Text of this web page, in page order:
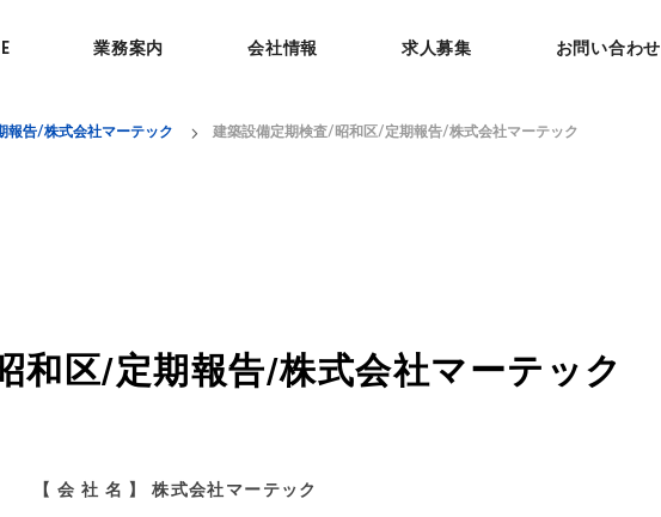
業務案内 会社情報 求人募集 お問い合わせ
報告/株式会社マーテック 建築設備定期検査/昭和区/定期報告/株式会社マーテック
和区/定期報告/株式会社マーテック
【 会 社 名 】 株式会社マーテック